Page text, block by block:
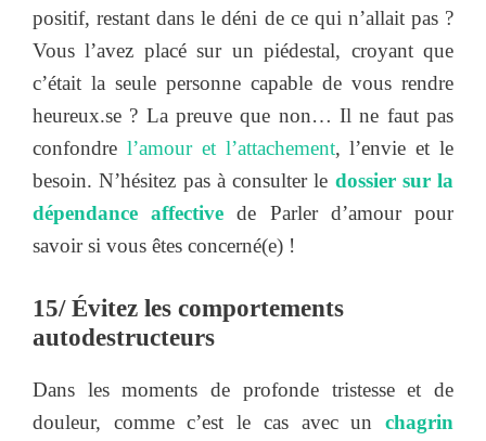
positif, restant dans le déni de ce qui n’allait pas ?
Vous l’avez placé sur un piédestal, croyant que
c’était la seule personne capable de vous rendre
heureux.se ? La preuve que non… Il ne faut pas
confondre l’amour et l’attachement, l’envie et le
besoin. N’hésitez pas à consulter le dossier sur la
dépendance affectivede Parler d’amour pour
savoir si vous êtes concerné(e) !
15/ Évitez les comportements
autodestructeurs
Dans les moments de profonde tristesse et de
douleur, comme c’est le cas avec un chagrin